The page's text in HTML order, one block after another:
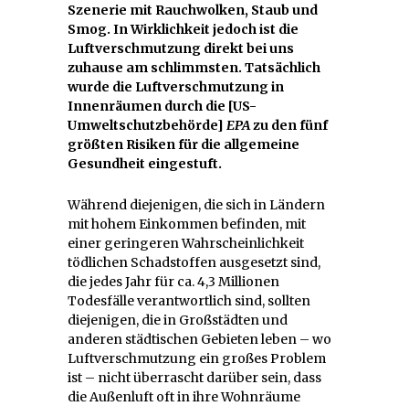
Szenerie mit Rauchwolken, Staub und
Smog. In Wirklichkeit jedoch ist die
Luftverschmutzung direkt bei uns
zuhause am schlimmsten. Tatsächlich
wurde die Luftverschmutzung in
Innenräumen durch die [US-
Umweltschutzbehörde] EPAzu den fünf
größten Risiken für die allgemeine
Gesundheit eingestuft.
Während diejenigen, die sich in Ländern
mit hohem Einkommen befinden, mit
einer geringeren Wahrscheinlichkeit
tödlichen Schadstoffen ausgesetzt sind,
die jedes Jahr für ca. 4,3 Millionen
Todesfälle verantwortlich sind, sollten
diejenigen, die in Großstädten und
anderen städtischen Gebieten leben – wo
Luftverschmutzung ein großes Problem
ist – nicht überrascht darüber sein, dass
die Außenluft oft in ihre Wohnräume